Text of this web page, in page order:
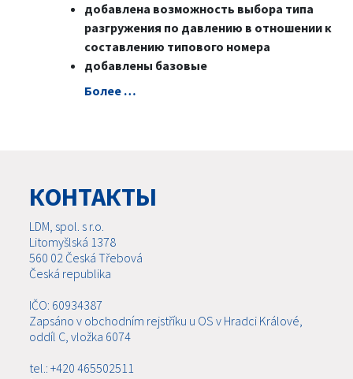
добавлена возможность выбора типа
разгружения по давлению в отношении к
составлению типового номера
добавлены базовые
Болeе …
КОНТАКТЫ
LDM, spol. s r.o.
Litomyšlská 1378
560 02 Česká Třebová
Česká republika
IČO: 60934387
Zapsáno v obchodním rejstříku u OS v Hradci Králové,
oddíl C, vložka 6074
tel.: +420 465502511